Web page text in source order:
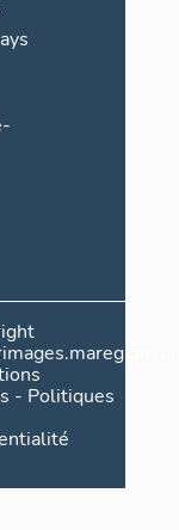
- Politiques